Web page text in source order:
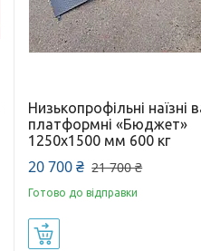
Низькопрофільні наїзні
платформні «Бюджет»
1250х1500 мм 600 кг
20 700 ₴ 21 700 ₴
Готово до відправки